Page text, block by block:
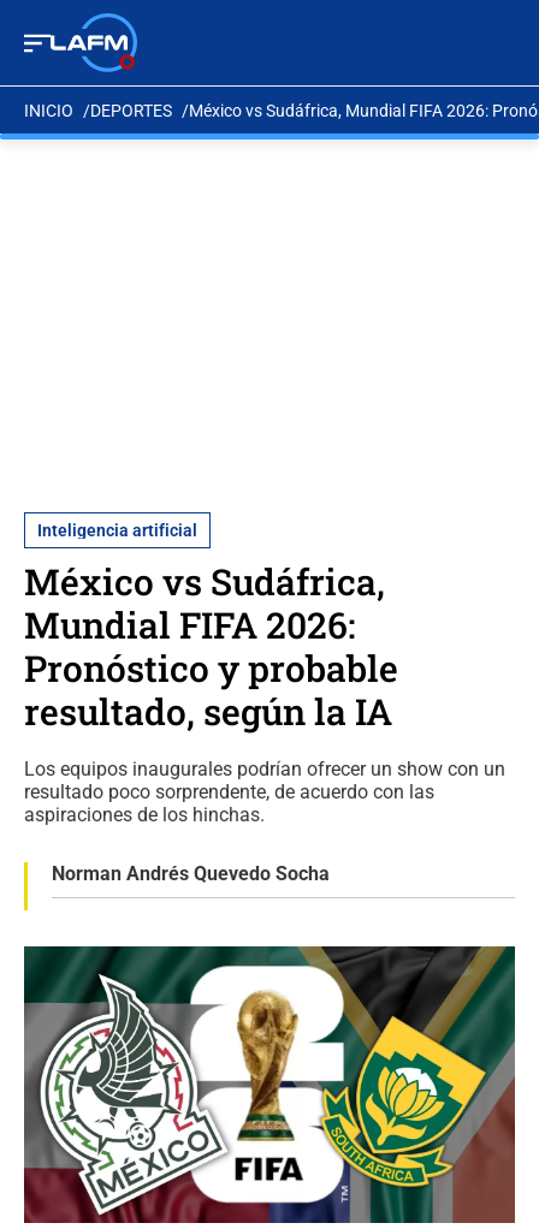
INICIO DEPORTES México vs Sudáfrica, Mundial FIFA 2026:
Inteligencia artificial
México vs Sudáfrica,
Mundial FIFA 2026:
Pronóstico y probable
resultado, según la IA
Los equipos inaugurales podrían ofrecer un show con un
resultado poco sorprendente, de acuerdo con las
aspiraciones de los hinchas.
Norman Andrés Quevedo Socha